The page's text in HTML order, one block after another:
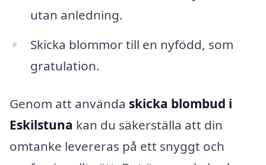
utan anledning.
Skicka blommor till en nyfödd, som
gratulation.
Genom att använda skicka blombud i
Eskilstuna kan du säkerställa att din
omtanke levereras på ett snyggt och